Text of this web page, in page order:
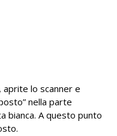
lo scanner e
nella parte
bianca. A questo punto